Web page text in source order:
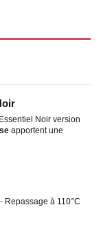
Noir version
apportent une
Repassage à 110°C